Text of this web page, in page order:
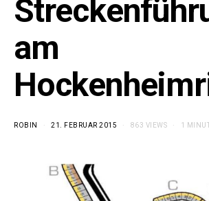
am
ROBIN 21. FEBRUAR 2015 863 VIEWS 1